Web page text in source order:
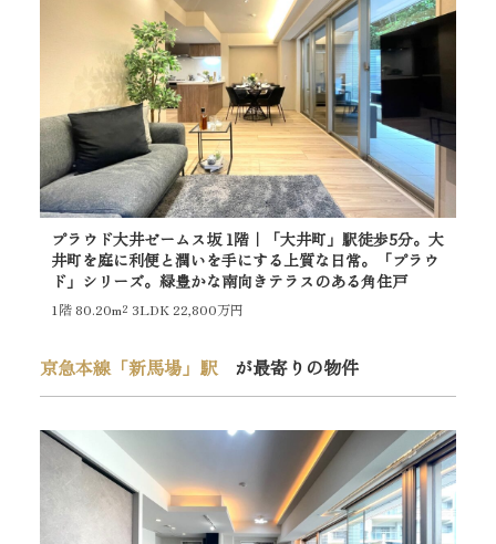
プラウド大井ゼームス坂 1階｜「大井町」駅徒歩5分。大
井町を庭に利便と潤いを手にする上質な日常。「プラウ
ド」シリーズ。緑豊かな南向きテラスのある角住戸
1階 80.20m² 3LDK 22,800万円
京急本線「新馬場」駅が最寄りの物件